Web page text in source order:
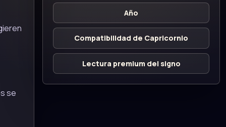
se
Año
Compatibilidad de Capricornio
Lectura premium del signo